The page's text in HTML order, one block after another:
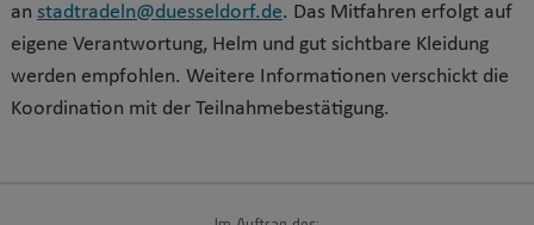
an stadtradeln@duesseldorf.de. Das Mitfahren erfolgt auf
eigene Verantwortung, Helm und gut sichtbare Kleidung
werden empfohlen. Weitere Informationen verschickt die
Koordination mit der Teilnahmebestätigung.